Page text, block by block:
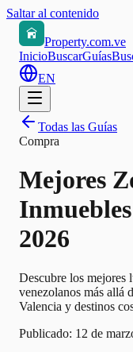
Saltar al contenido
Property.com.ve
InicioBuscarGuías
EN
Todas las Guías
Compra
Mejores
2026
Descubre los mejores
venezolanos más allá
Valencia y destinos
Publicado: 12 de